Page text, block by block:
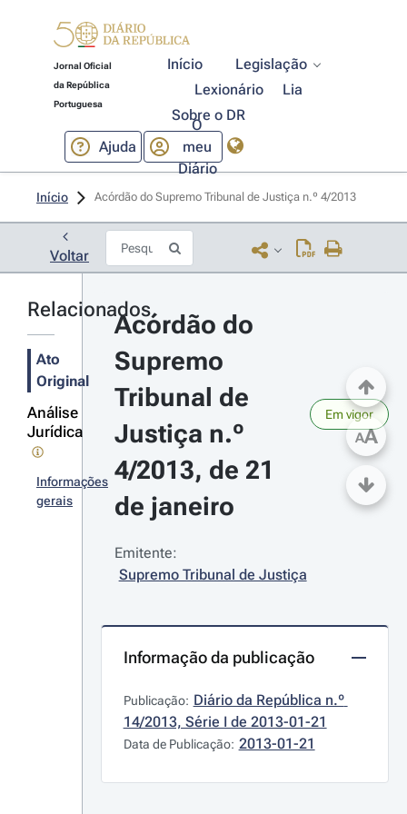
Jornal Oficial
da República
Portuguesa
Início
Legislação
Lexionário
Lia
Sobre o DR
Ajuda
O
meu
Diário
Início Acórdão do Supremo Tribunal de Justiça n.º 4/2013
Voltar
Relacionados
Ato
Original
Análise
Jurídica
Informações
gerais
Acórdão do
Supremo
Tribunal de
Justiça n.º
4/2013, de 21
de janeiro
Em vigor
Emitente:
Supremo Tribunal de Justiça
Informação da publicação
Publicação: Diário da República n.º
14/2013, Série I de 2013-01-21
Data de Publicação: 2013-01-21
AA